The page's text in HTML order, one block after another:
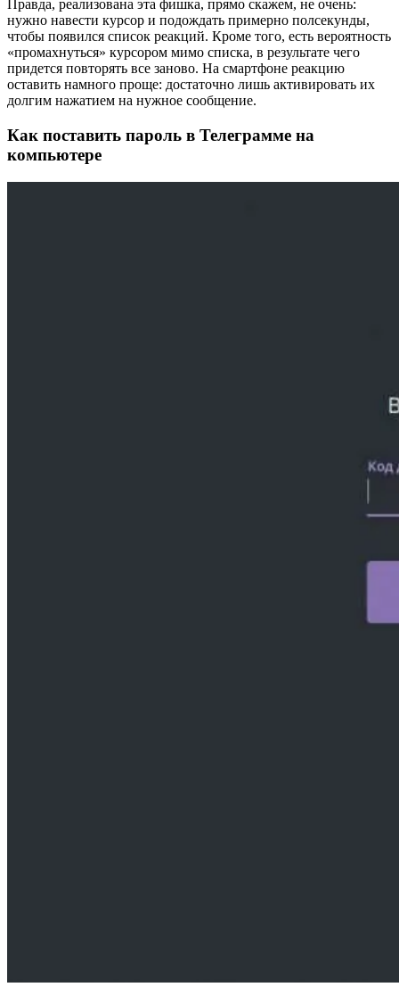
Правда, реализована эта фишка, прямо скажем, не очень:
нужно навести курсор и подождать примерно полсекунды,
чтобы появился список реакций. Кроме того, есть вероятность
«промахнуться» курсором мимо списка, в результате чего
придется повторять все заново. На смартфоне реакцию
оставить намного проще: достаточно лишь активировать их
долгим нажатием на нужное сообщение.
Как поставить пароль в Телеграмме на
компьютере